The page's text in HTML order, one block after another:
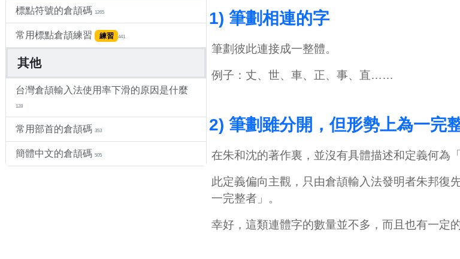
標點符號的倉頡碼 1265
常用標點倉頡練習 練習 441
其他
台灣倉頡輸入法使用率下滑的原因是什麼
128
常用部首的倉頡碼 353
簡體中文的倉頡碼 505
1) 筆劃相連的字
筆劃彼此連接成一整體。
例子：丈、世、車、正、事、直……
2) 筆劃雖分開，但形勢上為一完
在朱和沈的著作裏，並沒有具體描述和定義何為
此定義偏向主觀，只由倉頡輸入法發明者朱邦復
一完整者」。
幸好，這類連體字的數量並不多，而且也有一定